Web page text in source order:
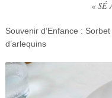
« SÉ
Souvenir d’Enfance :
d’arlequins